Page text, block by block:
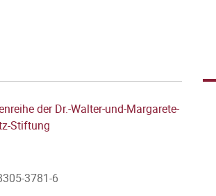
der Dr.-Walter-und-Margarete-
Stiftung
3781-6